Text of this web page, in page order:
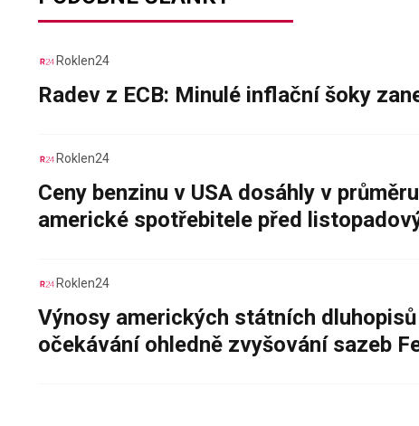
Roklen24
Radev z ECB: Minulé inflační šoky
Roklen24
Ceny benzinu v USA dosáhly v
americké spotřebitele před
Roklen24
Výnosy amerických státních
očekávání ohledně zvyšování sazeb